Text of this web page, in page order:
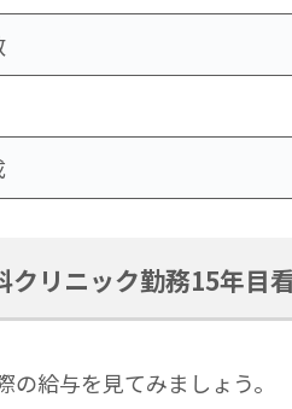
クリニック勤務15年目
の給与を見てみましょう。